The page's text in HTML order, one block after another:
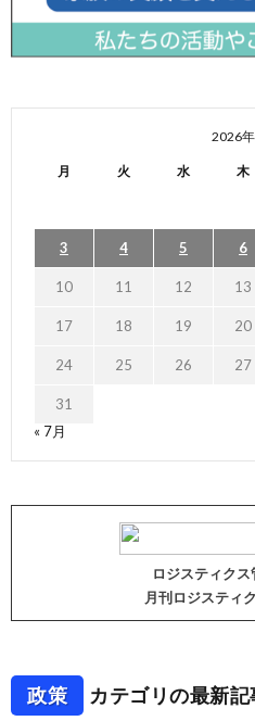
2026
月 火 水 木
3 4 5 6
10 11 12 13
17 18 19 20
24 25 26 27
31
« 7月
ロジスティク
月刊ロジスティ
政策 カテゴリの最新記